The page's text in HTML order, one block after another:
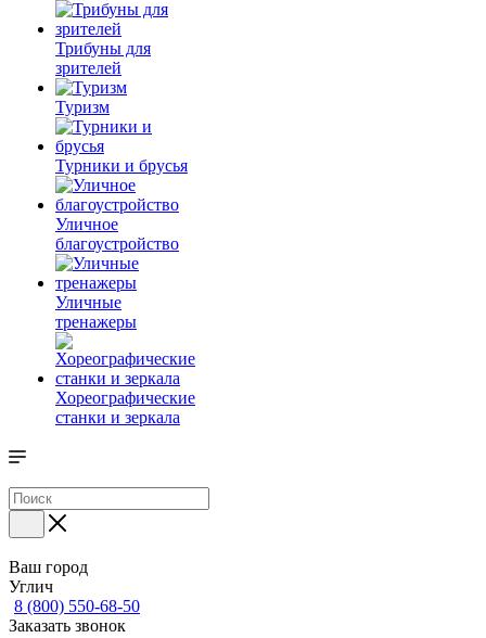
Трибуны для
зрителей
Туризм
Турники и брусья
Уличное
благоустройство
Уличные
тренажеры
Хореографические
станки и зеркала
Ваш город
Углич
8 (800) 550-68-50
Заказать звонок